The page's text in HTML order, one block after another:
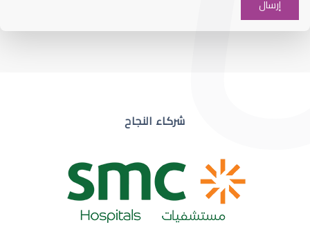
ضعف نظر مفاجئشركاء النجاح